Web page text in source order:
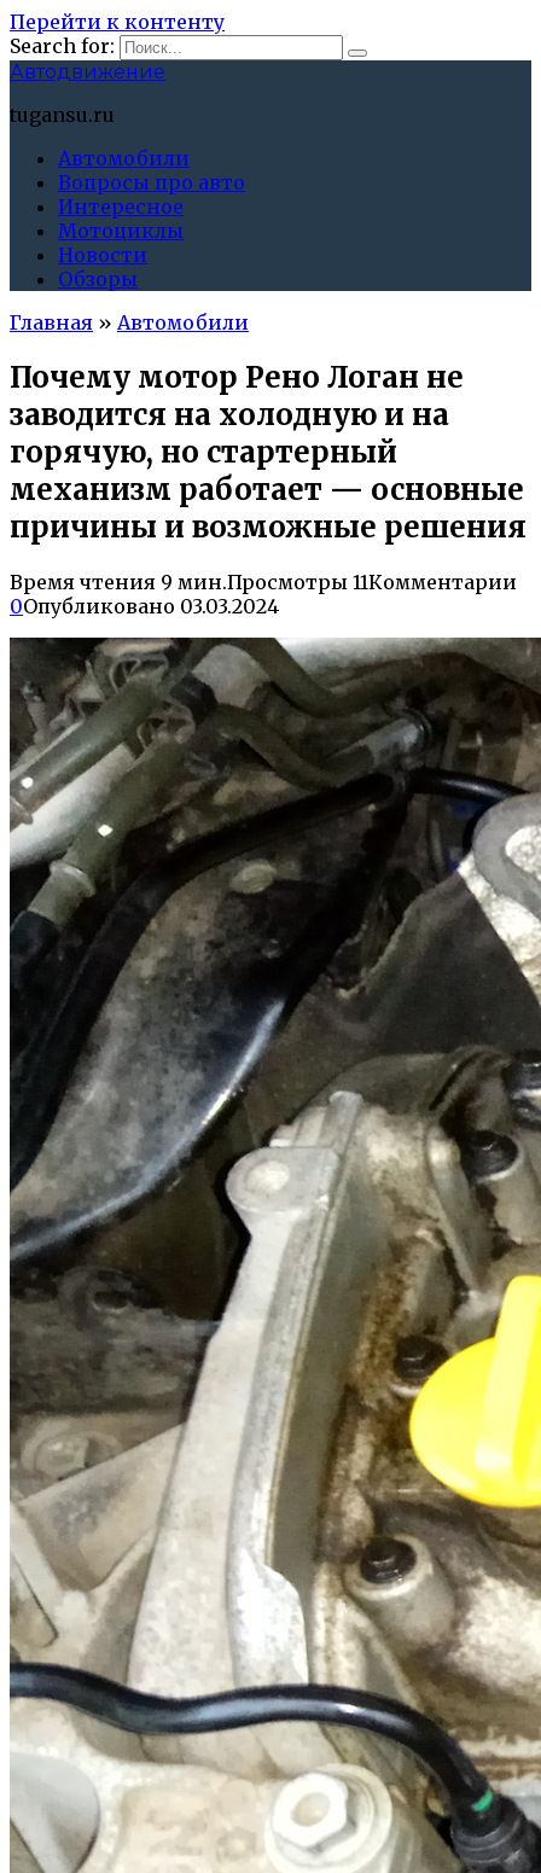
Перейти к контенту
Search for:
Автодвижение
tugansu.ru
Автомобили
Вопросы про авто
Интересное
Мотоциклы
Новости
Обзоры
Главная » Автомобили
Почему мотор Рено Логан не
заводится на холодную и на
горячую, но стартерный
механизм работает — основные
причины и возможные решения
Время чтения 9 мин.Просмотры 11Комментарии
0Опубликовано 03.03.2024